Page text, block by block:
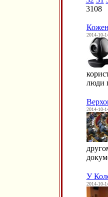
3108
Кожен
2014-10-
люди
2014-10-
У
2014-10-